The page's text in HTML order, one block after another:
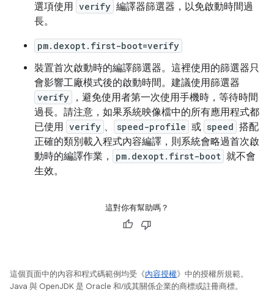
選項使用 verify 編譯器篩選器，以免啟動時間過
長。
pm.dexopt.first-boot=verify
裝置首次啟動時的編譯篩選器。這裡使用的篩選器只
會影響工廠模式後的啟動時間。建議使用篩選器
verify
，避免使用者第一次使用手機時，等待時間
過長。請注意，如果系統映像檔中的所有應用程式都
已使用 verify 、 speed-profile 或 speed 搭配
正確的類別載入程式內容編譯，則系統會略過首次啟
動時的編譯作業，
pm.dexopt.first-boot 就不會
生效。
這對你有幫助嗎？
這個頁面中的內容和程式碼範例均受《內容授權》中的授權所規範。
Java 與 OpenJDK 是 Oracle 和/或其關係企業的商標或註冊商標。